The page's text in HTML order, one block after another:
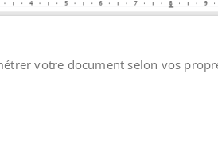
votre document selon vos